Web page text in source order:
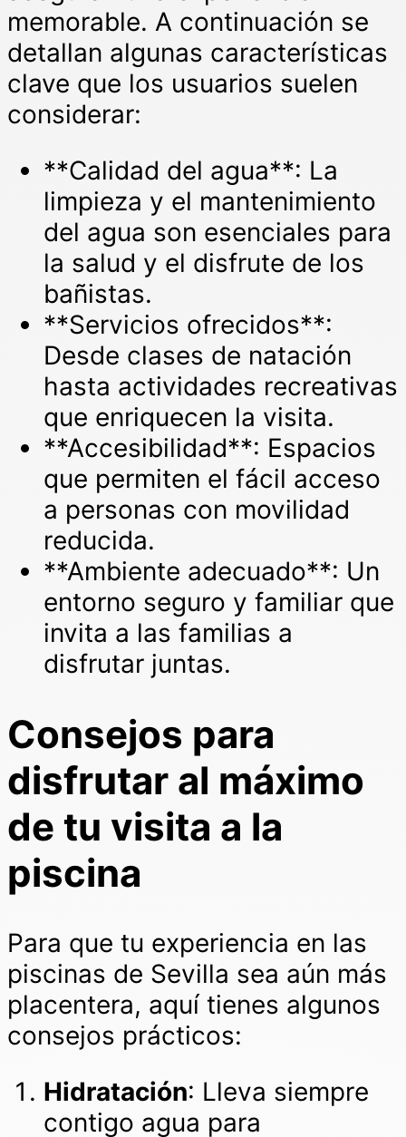
memorable. A continuación se
detallan algunas características
clave que los usuarios suelen
considerar:
**Calidad del agua**: La
limpieza y el mantenimiento
del agua son esenciales para
la salud y el disfrute de los
bañistas.
**Servicios ofrecidos**:
Desde clases de natación
hasta actividades recreativas
que enriquecen la visita.
**Accesibilidad**: Espacios
que permiten el fácil acceso
a personas con movilidad
reducida.
**Ambiente adecuado**: Un
entorno seguro y familiar que
invita a las familias a
disfrutar juntas.
Consejos para
disfrutar al máximo
de tu visita a la
piscina
Para que tu experiencia en las
piscinas de Sevilla sea aún más
placentera, aquí tienes algunos
consejos prácticos:
Hidratación: Lleva siempre
contigo agua para